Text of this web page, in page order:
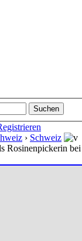
› Schweiz
Rosinenpickerin